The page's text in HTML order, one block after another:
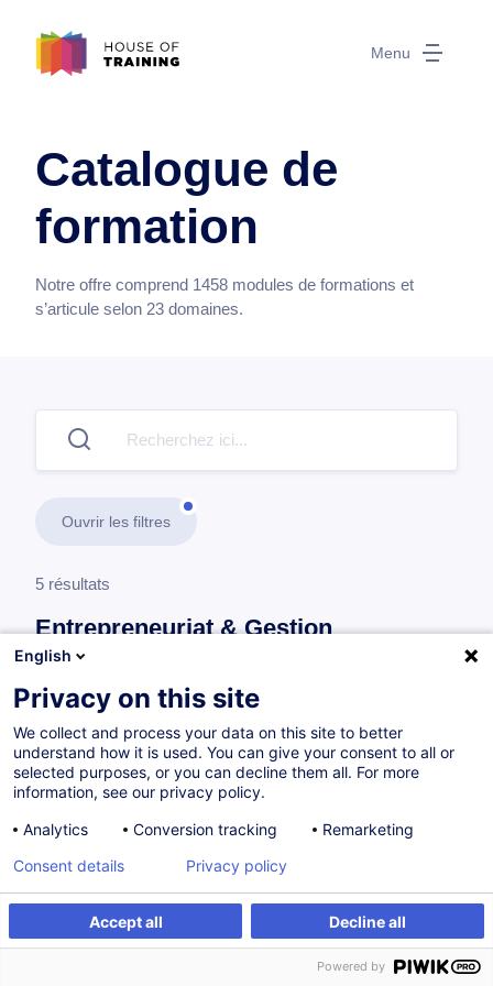
Menu
Catalogue de
formation
Notre offre comprend 1458 modules de formations et
s’articule selon 23 domaines.
Ouvrir les filtres
5 résultats
Entrepreneuriat & Gestion
d’Entreprise
En savoir plus
test
Accès réglementé à la profession
Parcours certifiant
English
Privacy on this site
We collect and process your data on this site to better
understand how it is used. You can give your consent to all or
selected purposes, or you can decline them all. For more
information, see our privacy policy.
Analytics
Conversion tracking Remarketing
Accept all Decline all
Consent details Privacy policy
Powered by